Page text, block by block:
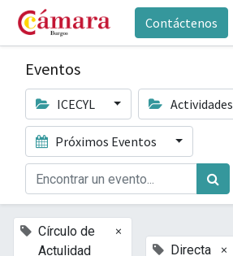
Contáctenos
Eventos
ICECYL Actividades
Próximos Eventos
Círculo de
Actulidad
×
Directa ×